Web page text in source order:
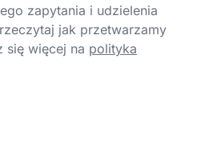
zapytania i udzielenia
jak przetwarzamy
się więcej na polityka